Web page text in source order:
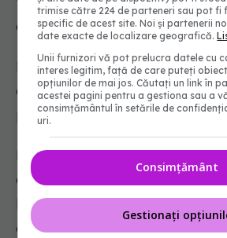
etanșe.
Este o tehnică de gătit la
care implică gătirea treptată
perioadă extinsă de timp.
Deoarece sous vide
extrem de scăzută controlată
blochează umezeala și
considerată o metodă
trimise către 224 de parteneri sau pot fi
specific de acest site. Noi și partenerii
date exacte de localizare geografică.
Unii furnizori vă pot prelucra datele cu
interes legitim, față de care puteți
opțiunilor de mai jos. Căutați un link în
acestei pagini pentru a gestiona sau a
consimțământul în setările de
uri.
Consimțământ
Gestionați